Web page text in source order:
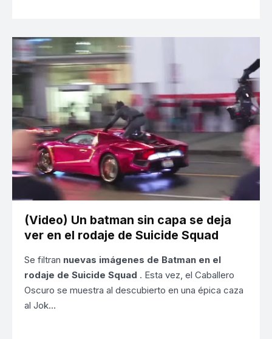
(Video) Un batman sin capa se deja
ver en el rodaje de Suicide Squad
Se filtran nuevas imágenes de Batman en el
rodaje de Suicide Squad . Esta vez, el Caballero
Oscuro se muestra al descubierto en una épica caza
al Jok…